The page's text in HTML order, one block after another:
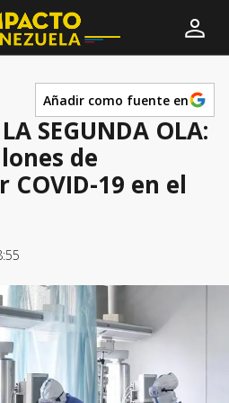
Añadir como fuente en
SEGUNDA OLA:
de
19 en el